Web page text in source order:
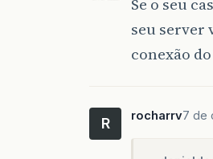
Se o seu
seu server
conexão
R rocharrv7 de